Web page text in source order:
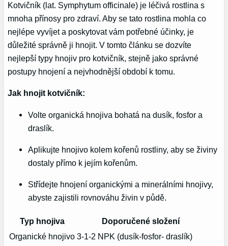
Kotvičník (lat. Symphytum officinale) je léčivá rostlina s
mnoha přínosy pro zdraví. Aby se tato rostlina mohla co
nejlépe vyvíjet a poskytovat vám potřebné účinky, je
důležité správně ji hnojit. V tomto článku se dozvíte
nejlepší typy hnojiv pro kotvičník, stejně jako správné
postupy hnojení a nejvhodnější období k tomu.
Jak hnojit kotvičník:
Volte organická hnojiva bohatá na dusík, fosfor a
draslík.
Aplikujte hnojivo kolem kořenů rostliny, aby se živiny
dostaly přímo k jejím kořenům.
Střídejte hnojení organickými a minerálními hnojivy,
abyste zajistili rovnováhu živin v půdě.
Typ hnojiva
Doporučené složení
Organické hnojivo 3-1-2 NPK (dusík-fosfor- draslík)